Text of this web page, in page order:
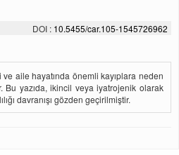
DOI : 10.5455/car.105-1545726962
aile hayatında önemli kayıplara neden
Bu yazıda, ikincil veya iyatrojenik olarak
davranışı gözden geçirilmiştir.